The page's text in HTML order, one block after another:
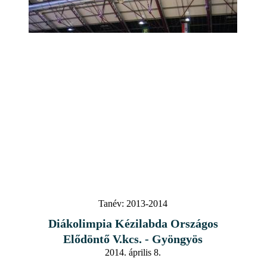
Tanév: 2013-2014
Diákolimpia Kézilabda Országos
Elődöntő V.kcs. - Gyöngyös
2014. április 8.